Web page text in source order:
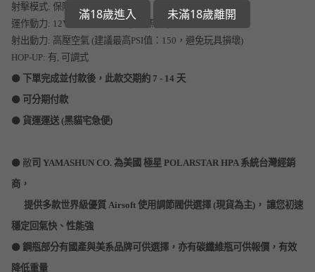
射擊模式: 保險 / 全自動
運作動力: 12V 鋰聚合物電池 (驅動馬達)
射出動力: 高壓空氣 (建議最高PSI值：150，避免玩具損壞)
HOP-UP: 有, 可調式
⚫️ 下單完成並付款後，此款交期約 7 - 14 天
⚫️ 可分期付款
⚫️ 貨運運送 (黑貓宅急便)
⚫️ 敝司 YAMASHUN CO. 為美國 極星 POLARSTAR HPA 系統台灣經銷
商，
提供多款世界級優質 Airsoft 使用調節閥供選擇 (現貨為主)， 讓您初速
穩定回氣快、性能強
⚫️ 鋼瓶部分有國產與美系品牌可供選擇，亦有碳纖維瓶可供報價，有效
降低重量
滿18歲進入 未滿18歲離開